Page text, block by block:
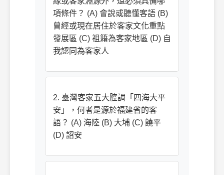
項條件？ (A) 會說或聽懂客語 (B)
曾經或現在居住於客家文化重點
發展區 (C) 祖籍為客家地區 (D) 自
我認同為客家人
2. 臺灣客家五大腔調「四海大平
安」，何者是源於福建省的客
語？ (A) 海陸 (B) 大埔 (C) 饒平
(D) 詔安